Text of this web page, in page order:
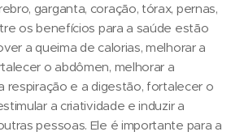
garganta, coração, tórax, pernas,
os benefícios para a saúde estão
a queima de calorias, melhorar a
o abdômen, melhorar a
respiração e a digestão, fortalecer o
a criatividade e induzir a
pessoas. Ele é importante para a